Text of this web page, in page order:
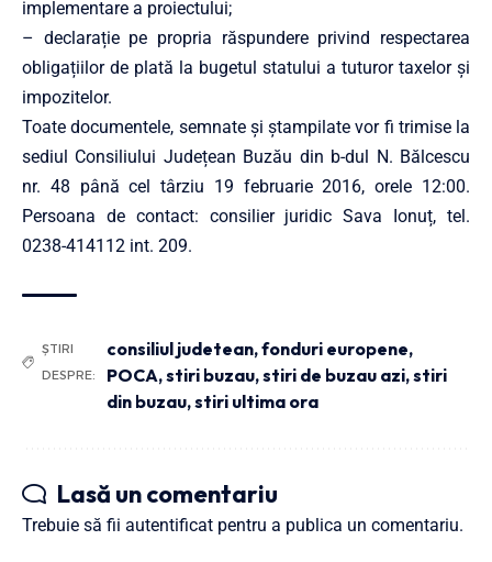
implementare a proiectului;
– declarație pe propria răspundere privind respectarea
obligațiilor de plată la bugetul statului a tuturor taxelor și
impozitelor.
Toate documentele, semnate și ștampilate vor fi trimise la
sediul Consiliului Județean Buzău din b-dul N. Bălcescu
nr. 48 până cel târziu 19 februarie 2016, orele 12:00.
Persoana de contact: consilier juridic Sava Ionuț, tel.
0238-414112 int. 209.
ȘTIRI
DESPRE:
consiliul judetean,fonduri europene,
POCA,stiri buzau,stiri de buzau azi,stiri
din buzau,stiri ultima ora
Lasă un comentariu
Trebuie să fii autentificat pentru a publica un comentariu.